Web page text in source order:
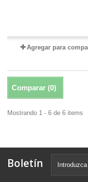
Agregar para
Comparar (0)
Mostrando 1 - 6 de 6 items
Boletín